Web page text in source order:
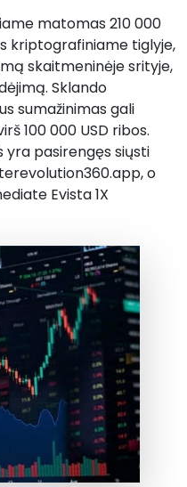
matomas 210 000
kriptografiniame tiglyje,
skaitmeninėje srityje,
Sklando
sumažinimas gali
100 000 USD ribos.
yra pasirengęs siųsti
o
Evista 1X